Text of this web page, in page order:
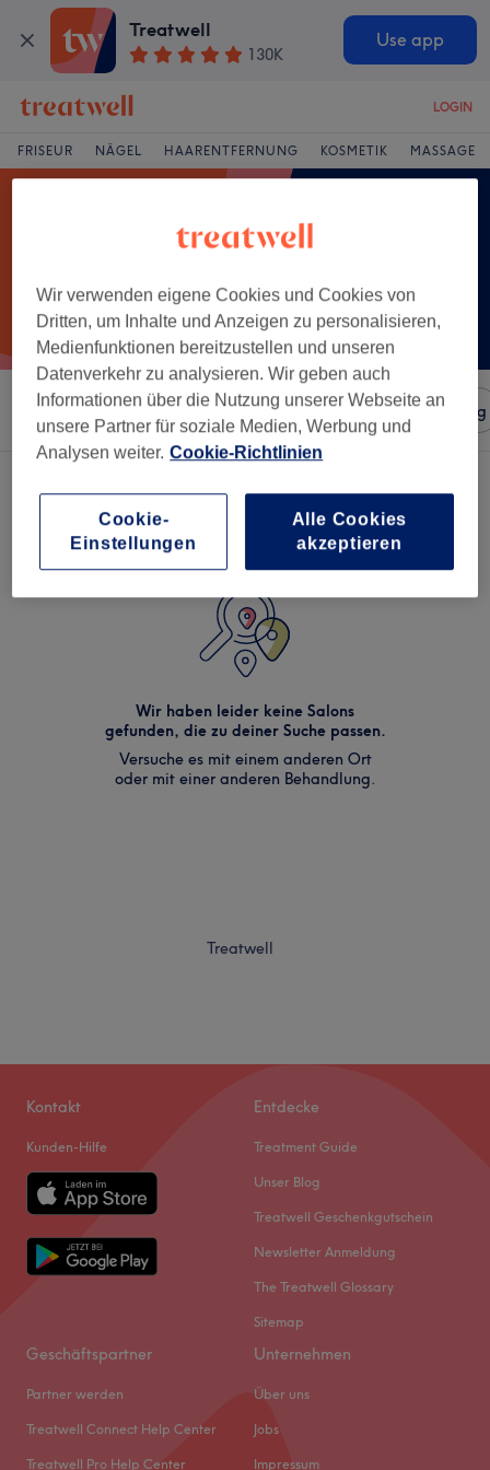
Treatwell
130K
Use app
LOGIN
FRISEUR NÄGEL HAARENTFERNUNG KOSMETIK MASSAGE
Sortieren nach Salons Expressangebote Bewertung
Wir haben leider keine Salons
gefunden, die zu deiner Suche passen.
Versuche es mit einem anderen Ort
oder mit einer anderen Behandlung.
Treatwell
Kontakt
Kunden-Hilfe
Entdecke
Treatment Guide
Unser Blog
Treatwell Geschenkgutschein
Newsletter Anmeldung
The Treatwell Glossary
Sitemap
Geschäftspartner
Partner werden
Treatwell Connect Help Center
Treatwell Pro Help Center
Unternehmen
Über uns
Jobs
Impressum
Wir verwenden eigene Cookies und Cookies von
Dritten, um Inhalte und Anzeigen zu personalisieren,
Medienfunktionen bereitzustellen und unseren
Datenverkehr zu analysieren. Wir geben auch
Informationen über die Nutzung unserer Webseite an
unsere Partner für soziale Medien, Werbung und
Analysen weiter. Cookie-Richtlinien
Cookie-
Einstellungen
Alle Cookies
akzeptieren